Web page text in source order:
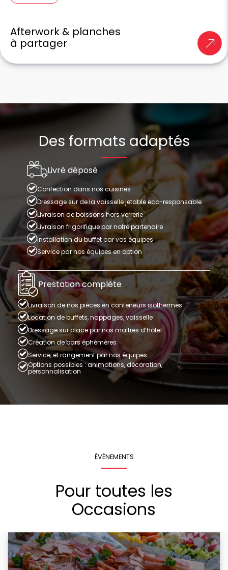
Afterwork & planches
à partager
Des formats adaptés
Livré déposé
Confection dans nos cuisines
Dressage sur de la vaisselle jetable eco-responsable
Livraison de boissons hors verrerie
Livraison frigorifique par notre partenaire
Installation du buffet par vos équipes
Service par nos équipes en option
Prestation complète
Livraison de nos pièces en conteneurs isothermes
Location de buffets, nappages, vaisselle
Dressage sur place par nos maîtres d’hôtel
Création de bars éphémères
Service, et rangement par nos équipes
Options possibles : animations, décoration,
personnalisation
ÉVÈNEMENTS
Pour toutes les
Occasions